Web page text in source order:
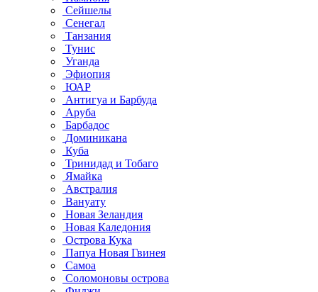
Сейшелы
Сенегал
Танзания
Тунис
Уганда
Эфиопия
ЮАР
Антигуа и Барбуда
Аруба
Барбадос
Доминикана
Куба
Тринидад и Тобаго
Ямайка
Австралия
Вануату
Новая Зеландия
Новая Каледония
Острова Кука
Папуа Новая Гвинея
Самоа
Соломоновы острова